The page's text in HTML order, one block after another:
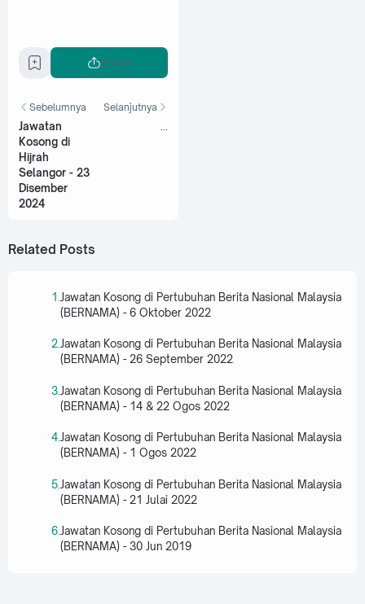
Share
Sebelumnya
Jawatan
Kosong di
Hijrah
Selangor - 23
Disember
2024
Selanjutnya
...
Related Posts
Jawatan Kosong di Pertubuhan Berita Nasional Malaysia
(BERNAMA) - 6 Oktober 2022
Jawatan Kosong di Pertubuhan Berita Nasional Malaysia
(BERNAMA) - 26 September 2022
Jawatan Kosong di Pertubuhan Berita Nasional Malaysia
(BERNAMA) - 14 & 22 Ogos 2022
Jawatan Kosong di Pertubuhan Berita Nasional Malaysia
(BERNAMA) - 1 Ogos 2022
Jawatan Kosong di Pertubuhan Berita Nasional Malaysia
(BERNAMA) - 21 Julai 2022
Jawatan Kosong di Pertubuhan Berita Nasional Malaysia
(BERNAMA) - 30 Jun 2019